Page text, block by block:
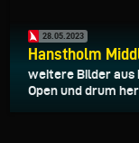
28.05.2023
Hanstholm
weitere Bilder aus
Open und drum